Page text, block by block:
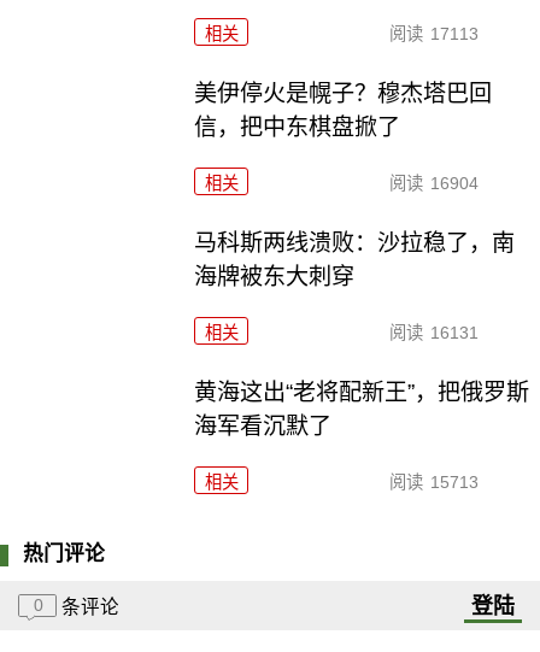
相关 阅读 17113
美伊停火是幌子？穆杰塔巴回
信，把中东棋盘掀了
相关 阅读 16904
马科斯两线溃败：沙拉稳了，南
海牌被东大刺穿
相关 阅读 16131
黄海这出“老将配新王”，把俄罗斯
海军看沉默了
相关 阅读 15713
热门评论
0 条评论 登陆